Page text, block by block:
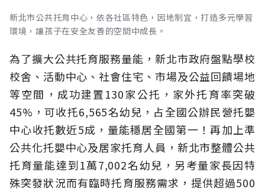
新北市公共托育中心，依各社區特色，因地制宜，打造多元學習
環境，讓孩子在安全友善的空間中成長。
為了擴大公共托育服務量能，新北市政府盤點學校
校舍、活動中心、社會住宅、市場及公益回饋場地
等空間，成功建置130家公托，家外托育率突破
45%，可收托6,565名幼兒，占全國公辦民營托嬰
中心收托數近5成，量能穩居全國第一！再加上準
公共化托嬰中心及居家托育人員，新北市整體公共
托育量能達到1萬7,002名幼兒，另考量家長因特
殊突發狀況而有臨時托育服務需求，提供超過500